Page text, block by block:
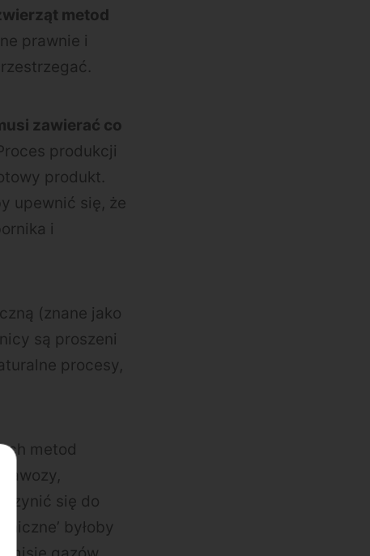
metod
prawnie i
zawierać co
produkcji
produkt.
upewnić się, że
i
(znane jako
są proszeni
procesy,
metod
się do
byłoby